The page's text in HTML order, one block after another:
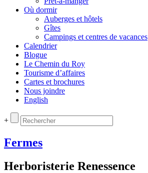
Où dormir
Auberges et hôtels
Gîtes
Campings et centres de vacances
Calendrier
Blogue
Le Chemin du Roy
Tourisme d’affaires
Cartes et brochures
Nous joindre
English
+
Fermes
Herboristerie Renessence